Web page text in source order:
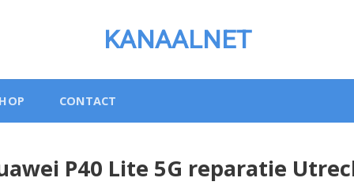
KANAALNET
CONTACT
P40 Lite 5G reparatie